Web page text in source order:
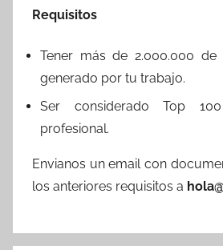
Requisitos
Tener más de 2.000.000
generado por tu trabajo.
Ser considerado Top
profesional.
Envianos un email con
los anteriores requisitos a